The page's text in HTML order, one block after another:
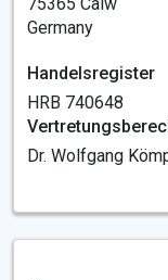
Germany
Handelsregister
HRB 740648
Dr. Wolfgang